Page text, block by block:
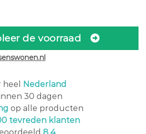
de voorraad
Nederland
30 dagen
op alle producten
tevreden klanten